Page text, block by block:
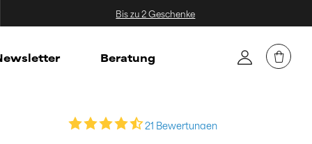
Bis zu 2 Geschenke
Beratung
21 Bewertungen